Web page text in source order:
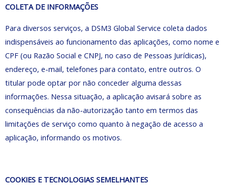
COLETA DE INFORMAÇÕES
Para diversos serviços, a DSM3 Global Service coleta dados
indispensáveis ao funcionamento das aplicações, como nome e
CPF (ou Razão Social e CNPJ, no caso de Pessoas Jurídicas),
endereço, e-mail, telefones para contato, entre outros. O
titular pode optar por não conceder alguma dessas
informações. Nessa situação, a aplicação avisará sobre as
consequências da não-autorização tanto em termos das
limitações de serviço como quanto à negação de acesso a
aplicação, informando os motivos.
COOKIES E TECNOLOGIAS SEMELHANTES